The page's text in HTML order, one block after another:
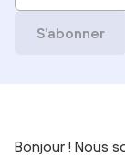
S’abonner
Bonjour ! Nous